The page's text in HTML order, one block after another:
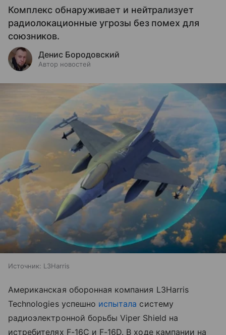
Комплекс обнаруживает и нейтрализует
радиолокационные угрозы без помех для
союзников.
Денис Бородовский
Автор новостей
Источник: L3Harris
Американская оборонная компания L3Harris
Technologies успешно испытала систему
радиоэлектронной борьбы Viper Shield на
истребителях F-16C и F-16D. В ходе кампании на